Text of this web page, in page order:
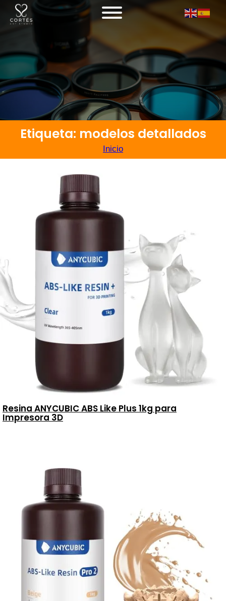
Etiqueta: modelos detallados
Inicio
Resina ANYCUBIC ABS Like Plus 1kg para
Impresora 3D